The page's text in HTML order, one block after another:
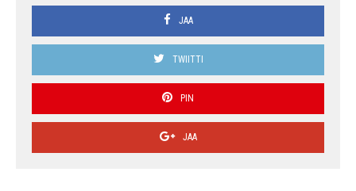
JAA
TWIITTI
PIN
JAA